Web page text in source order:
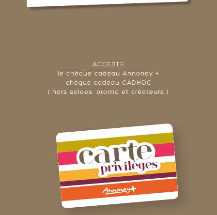
ACCEPTE
le chèque cadeau Annonay +
chèque cadeau CADHOC
( hors soldes, promo et créateurs )